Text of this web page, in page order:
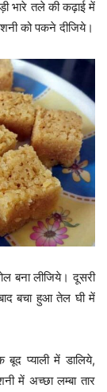
भारे तले की कढ़ाई में
को पकने दीजिये।
बना लीजिये। दूसरी
बचा हुआ तेल घी में
प्याली में डालिये,
में अच्छा लम्बा तार